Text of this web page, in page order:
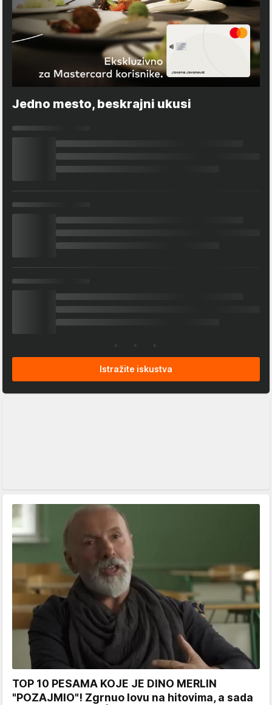
Jedno mesto, beskrajni ukusi
Istražite iskustva
TOP 10 PESAMA KOJE JE DINO MERLIN
"POZAJMIO"! Zgrnuo lovu na hitovima, a sada